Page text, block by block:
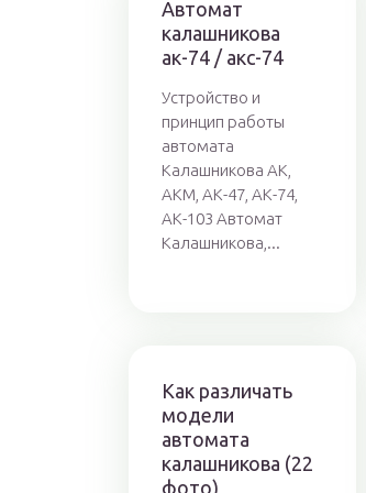
Автомат
калашникова
ак-74 / акс-74
Устройство и
принцип работы
автомата
Калашникова АК,
АКМ, АК-47, АК-74,
АК-103 Автомат
Калашникова,...
Как различать
модели
автомата
калашникова (22
фото)